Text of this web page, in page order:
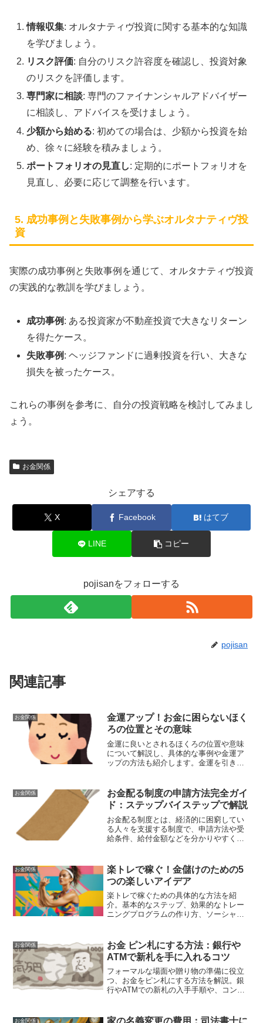
情報収集: オルタナティヴ投資に関する基本的な知識
を学びましょう。
リスク評価: 自分のリスク許容度を確認し、投資対象
のリスクを評価します。
専門家に相談: 専門のファイナンシャルアドバイザー
に相談し、アドバイスを受けましょう。
少額から始める: 初めての場合は、少額から投資を始
め、徐々に経験を積みましょう。
ポートフォリオの見直し: 定期的にポートフォリオを
見直し、必要に応じて調整を行います。
5. 成功事例と失敗事例から学ぶオルタナティヴ投
資
実際の成功事例と失敗事例を通じて、オルタナティヴ投資
の実践的な教訓を学びましょう。
成功事例 : ある投資家が不動産投資で大きなリターン
を得たケース。
失敗事例 : ヘッジファンドに過剰投資を行い、大きな
損失を被ったケース。
これらの事例を参考に、自分の投資戦略を検討してみまし
ょう。
お金関係
シェアする
X Facebook はてブ
LINE コピー
pojisanをフォローする
pojisan
関連記事
お金関係
金運アップ！お金に困らないほく
ろの位置とその意味
金運に良いとされるほくろの位置や意味
について解説し、具体的な事例や金運ア
ップの方法も紹介します。金運を引き寄
お金関係
お金配る制度の申請方法完全ガイ
ド：ステップバイステップで解説
お金配る制度とは、経済的に困窮してい
る人々を支援する制度で、申請方法や受
給条件、給付金額などを分かりやすく解
お金関係
楽トレで稼ぐ！金儲けのための5
つの楽しいアイデア
楽トレで稼ぐための具体的な方法を紹
介。基本的なステップ、効果的なトレー
ニングプログラムの作り方、ソーシャル
例、楽しいトレーニングでファンベース
を築く方法、収益を最大化するためのマ
ーケティング戦略について解説。
お金関係
お金 ピン札にする方法：銀行や
ATMで新札を手に入れるコツ
フォーマルな場面や贈り物の準備に役立
つ、お金をピン札にする方法を解説。銀
行やATMでの新札の入手手順や、コンビ
お金関係